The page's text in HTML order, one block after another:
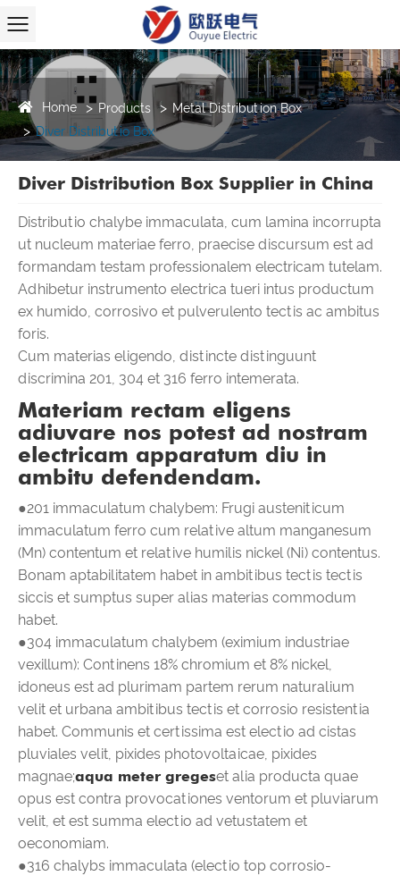
Home Products
Metal Distribution Box
Diver Distributio Box
Diver Distribution Box Supplier in China
Distributio chalybe immaculata, cum lamina incorrupta
ut nucleum materiae ferro, praecise discursum est ad
formandam testam professionalem electricam tutelam.
Adhibetur instrumento electrica tueri intus productum
ex humido, corrosivo et pulverulento tectis ac ambitus
foris.
Cum materias eligendo, distincte distinguunt
discrimina 201, 304 et 316 ferro intemerata.
Materiam rectam eligens
adiuvare nos potest ad nostram
electricam apparatum diu in
ambitu defendendam.
●201 immaculatum chalybem: Frugi austeniticum
immaculatum ferro cum relative altum manganesum
(Mn) contentum et relative humilis nickel (Ni) contentus.
Bonam aptabilitatem habet in ambitibus tectis tectis
siccis et sumptus super alias materias commodum
habet.
●304 immaculatum chalybem (eximium industriae
vexillum): Continens 18% chromium et 8% nickel,
idoneus est ad plurimam partem rerum naturalium
velit et urbana ambitibus tectis et corrosio resistentia
habet. Communis et certissima est electio ad cistas
pluviales velit, pixides photovoltaicae, pixides
magnae;aqua meter gregeset alia producta quae
opus est contra provocationes ventorum et pluviarum
velit, et est summa electio ad vetustatem et
oeconomiam.
●316 chalybs immaculata (electio top corrosio-